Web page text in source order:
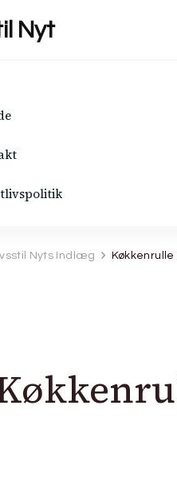
Nyt
Nyts Indlæg